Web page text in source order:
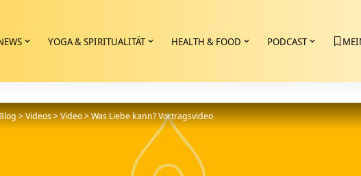
YOGA & SPIRITUALITÄT HEALTH & FOOD PODCAST
>Videos>Video>Was Liebe kann? Vortragsvideo